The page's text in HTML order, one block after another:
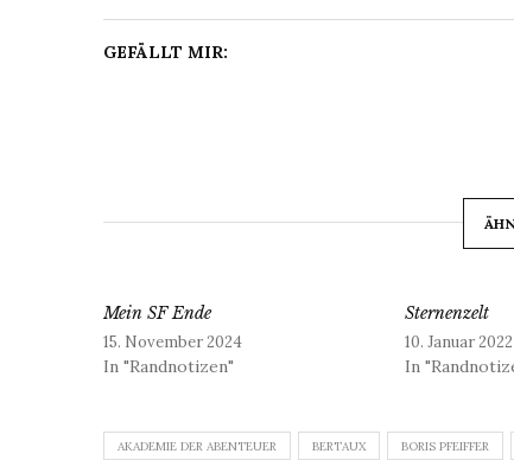
GEFÄLLT MIR:
Mein SF Ende
15. November 2024
In "Randnotizen"
Sternenzelt
10. Januar 2022
In
AKADEMIE DER ABENTEUER BERTAUX BORIS PFEIFFER